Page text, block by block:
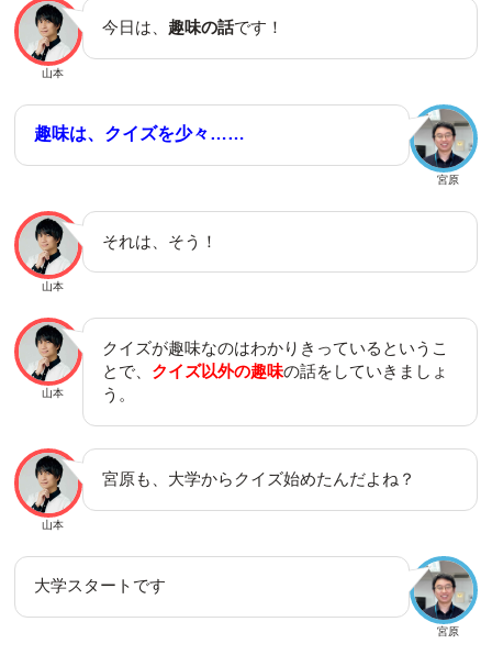
山本
今日は、 趣味の話です！
宮原
趣味は、クイズを少々……
山本
それは、そう！
山本
クイズが趣味なのはわかりきっているというこ
とで、 クイズ以外の趣味の話をしていきましょ
う。
山本
宮原も、大学からクイズ始めたんだよね？
宮原
大学スタートです